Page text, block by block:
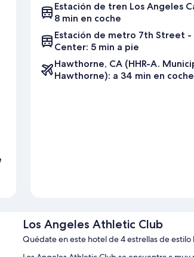
Estación de tren Los Angeles
8 min en coche
Estación de metro 7th Street
Center: 5 min a pie
Hawthorne, CA (HHR-A.
Hawthorne): a 34 min en coche
Los Angeles Athletic Club
Quédate en este hotel de 4 estrellas de